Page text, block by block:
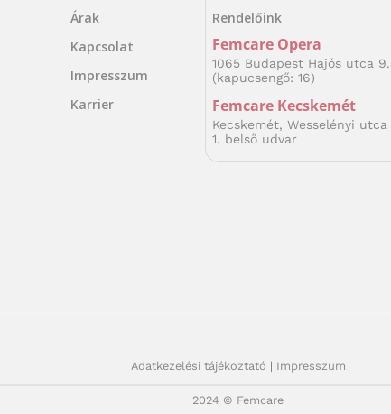
Árak
Kapcsolat
Impresszum
Karrier
Rendelőink
Femcare Opera
1065 Budapest Hajós utca 9.
(kapucsengő: 16)
Femcare Kecskemét
Kecskemét, Wesselényi utca
1. belső udvar
Adatkezelési tájékoztató | Impresszum
2024 © Femcare